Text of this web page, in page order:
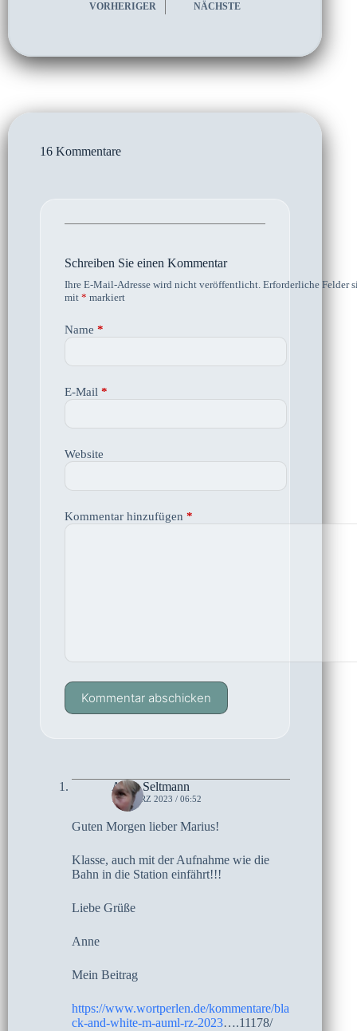
VORHERIGER NÄCHSTE
16 Kommentare
Schreiben Sie einen Kommentar
Ihre E-Mail-Adresse wird nicht veröffentlicht. Erforderliche Felder
mit * markiert
Name *
E-Mail *
Website
Kommentar hinzufügen *
Kommentar abschicken
Anne Seltmann
11. MÄRZ 2023 / 06:52
Guten Morgen lieber Marius!
Klasse, auch mit der Aufnahme wie die
Bahn in die Station einfährt!!!
Liebe Grüße
Anne
Mein Beitrag
https://www.wortperlen.de/kommentare/bla
ck-and-white-m-auml-rz-2023….11178/